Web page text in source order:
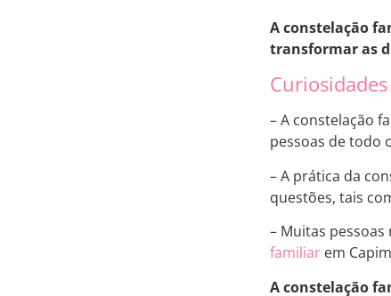
A constelação
transformar as
– A constelação
pessoas de todo
– A prática da
questões, tais
– Muitas
familiar em
A constelação